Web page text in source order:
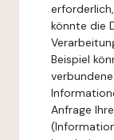
könnte die
Beispiel
Anfrage